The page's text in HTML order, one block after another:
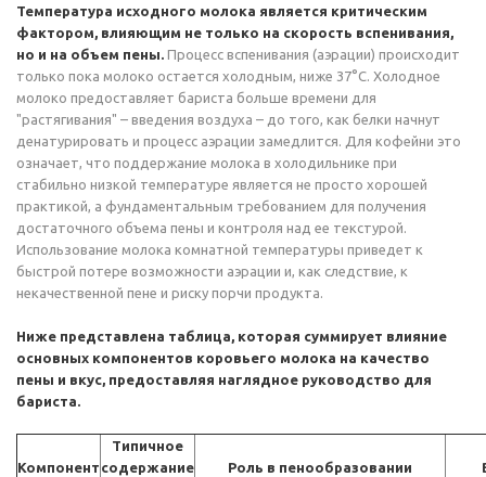
Температура исходного молока является критическим
фактором, влияющим не только на скорость вспенивания,
но и на объем пены. Процесс вспенивания (аэрации) происходит
только пока молоко остается холодным, ниже 37°C. Холодное
молоко предоставляет бариста больше времени для
"растягивания" – введения воздуха – до того, как белки начнут
денатурировать и процесс аэрации замедлится. Для кофейни это
означает, что поддержание молока в холодильнике при
стабильно низкой температуре является не просто хорошей
практикой, а фундаментальным требованием для получения
достаточного объема пены и контроля над ее текстурой.
Использование молока комнатной температуры приведет к
быстрой потере возможности аэрации и, как следствие, к
некачественной пене и риску порчи продукта.
Ниже представлена таблица, которая суммирует влияние
основных компонентов коровьего молока на качество
пены и вкус, предоставляя наглядное руководство для
бариста.
Компонент
Типичное
содержание
Роль в пенообразовании